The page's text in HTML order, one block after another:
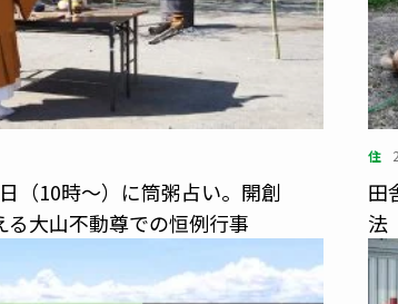
（10時～）に筒粥占い。開創
る大山不動尊での恒例行事
住
田
法